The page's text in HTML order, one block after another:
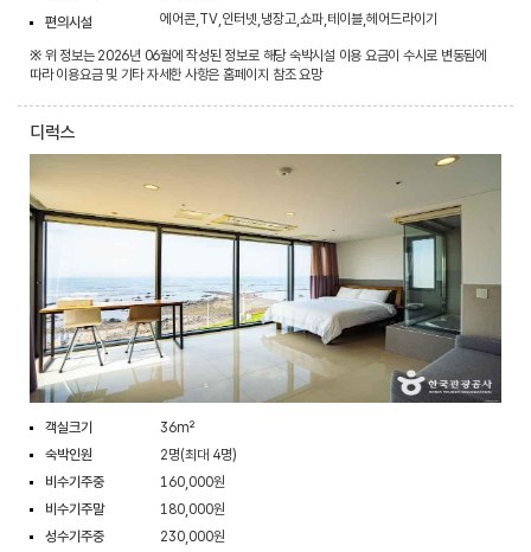
편의시설
에어콘,TV,인터넷,냉장고,쇼파,테이블,헤어드라이기
※ 위 정보는 2026년 06월에 작성된 정보로 해당 숙박시설 이용 요금이 수시로 변동됨에
따라 이용요금 및 기타 자세한 사항은 홈페이지 참조 요망
디럭스
객실크기
36m²
숙박인원
2명(최대 4명)
비수기주중
160,000원
비수기주말
180,000원
성수기주중
230,000원